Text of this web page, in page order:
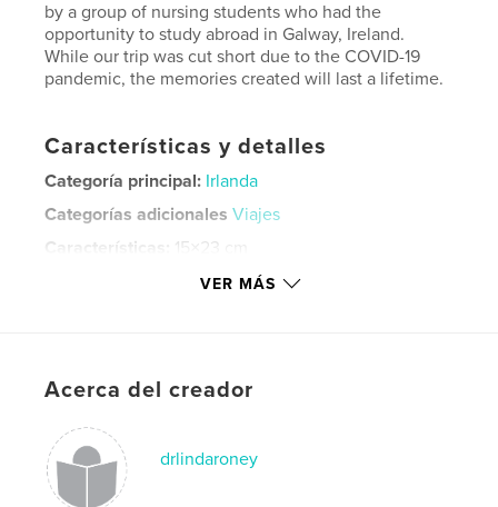
by a group of nursing students who had the
opportunity to study abroad in Galway, Ireland.
While our trip was cut short due to the COVID-19
pandemic, the memories created will last a lifetime.
Características y detalles
Categoría principal: Irlanda
Categorías adicionales Viajes
Características: 15×23 cm
IdiomaEnglish
Palabras clave
nursing students , nursing
VER MÁS
Acerca del creador
drlindaroney